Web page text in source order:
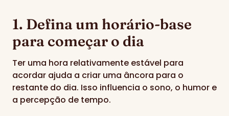
1. Defina um horário-base
para começar o dia
Ter uma hora relativamente estável para
acordar ajuda a criar uma âncora para o
restante do dia. Isso influencia o sono, o humor e
a percepção de tempo.